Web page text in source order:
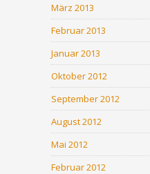
März 2013
Februar 2013
Januar 2013
Oktober 2012
September 2012
August 2012
Mai 2012
Februar 2012